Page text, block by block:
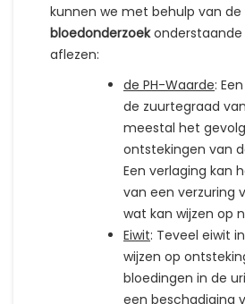
kunnen we met behulp van de
bloedonderzoek
aflezen:
de PH-Waarde:
de zuurtegraad
meestal het
ontstekingen van
Een verlaging kan
van een verzuring
wat kan wijzen op
Eiwit: Teveel eiwit
wijzen op
bloedingen in de
een beschadiging